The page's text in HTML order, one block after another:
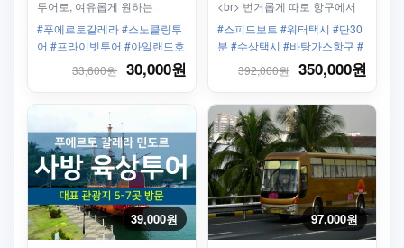
투어로, 여유롭게 원하는
속도로 즐길 수 있습니다.<br>
유연한 일정: 그룹과 조율할
필요 없이 나만의 속도로 해양
생태계를 탐험 가능<br> 개인
#푸에르토갈레라 #스노클링투
어 #프라이빗투어 #아일랜드호
핑 #비치어드벤처 #해양생물 #
산호정원 #가족여행추천 #커플
여행 #에코투어리즘 #보트투어
#단독체험 #스노클링어드벤처
#바다체험 #모험여행
33,600원 30,000원
<br> 번거롭게 따로 항구에서
사방비치까지 갈 필요
없습니다. 사방비치 항구 앞에
바로 하차!
#스피드보트 #워터택시 #단30
분 #수상택시 #바탕가스항구 #
버베라베항구 #사방비치가는법
392,000원 350,000원
39,000원 97,000원